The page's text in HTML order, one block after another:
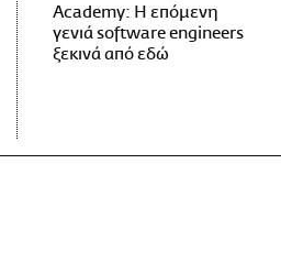
Academy: Η επόμενη
γενιά software engineers
ξεκινά από εδώ